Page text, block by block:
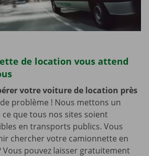
de location vous attend
votre voiture de location près
problème ! Nous mettons un
que tous nos sites soient
en transports publics. Vous
chercher votre camionnette en
Vous pouvez laisser gratuitement